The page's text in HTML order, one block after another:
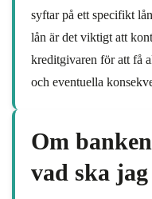
syftar på ett specifikt
lån är det viktigt att
kreditgivaren för att få
och eventuella
Om
vad ska